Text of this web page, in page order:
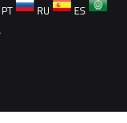
PT RU
ES